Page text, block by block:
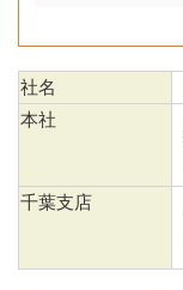
社名
本社
千葉支店